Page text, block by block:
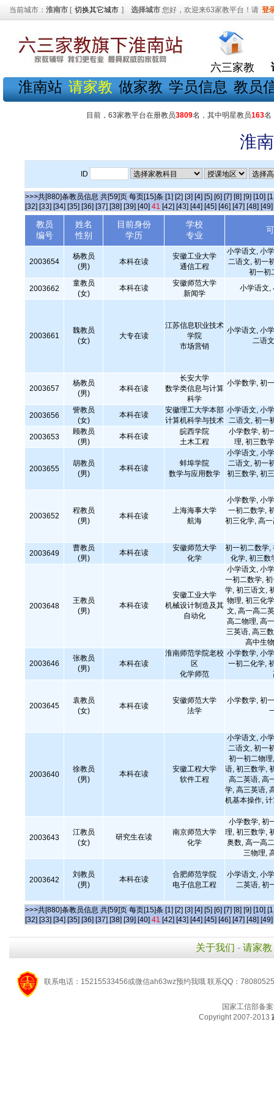
当前城市： 淮南市 [ 切换其它城市 ] 选择城市 您好，欢迎来63家教平台！请 登
六三家教
淮南站 请家教 做家教 学员信息 教员
目前，63家教平台在册教员3809名，其中明星教员163名
淮
ID
>>>共[880]条教员信息 共[59]页 每页[15]条 [1] [2] [3] [4] [5] [6] [7] [8] [9] [10]
[32] [33] [34] [35] [36] [37] [38] [39] [40] 41 [42] [43] [44] [45] [46] [47] [48] [49]
教员
编号
姓名
性别
目前身份
学历
学校
专业
2003654
杨教员
(男)
本科在读
安徽工业大学
通信工程
小学语文, 小
二语文, 初一
初一初
2003662
童教员
(女)
本科在读
安徽师范大学
新闻学
小学语文,
2003661
魏教员
(女)
大专在读
江苏信息职业技术
学院
市场营销
小学语文, 小
二语
2003657
杨教员
(男)
本科在读
长安大学
数学类信息与计算
科学
小学数学, 初
2003656
訾教员
(女)
本科在读
安徽理工大学本部
计算机科学与技术
小学语文, 小
二语文, 初一
2003653
顾教员
(男)
本科在读
皖西学院
土木工程
小学数学, 初
理, 初三数
2003655
胡教员
(男)
本科在读
蚌埠学院
数学与应用数学
小学语文, 小
二语文, 初一
初三数学, 初
2003652
程教员
(男)
本科在读
上海海事大学
航海
小学数学, 小
一初二数学,
初三化学, 高
2003649
曹教员
(男)
本科在读
安徽师范大学
化学
初一初二数学,
化学, 初三数
2003648
王教员
(男)
本科在读
安徽工业大学
机械设计制造及其
自动化
小学语文, 小
一初二数学,
学, 初三语文,
物理, 初三化
文, 高一高二
高二物理, 高
三英语, 高三
高中生
2003646
张教员
(男)
本科在读
淮南师范学院老校
区
化学师范
小学数学, 小
一初二化学,
2003645
袁教员
(女)
本科在读
安徽师范大学
法学
小学数学, 初
2003640
徐教员
(男)
本科在读
安徽工程大学
软件工程
小学语文, 小
二语文, 初一
初一初二物
语, 初三数学,
高二英语, 高
学, 高三英语,
机基本操作,
2003643
江教员
(女)
研究生在读
南京师范大学
化学
小学数学, 初
理, 初三数学,
奥数, 高一高
三物理,
2003642
刘教员
(男)
本科在读
合肥师范学院
电子信息工程
小学语文, 小
二英语, 初
>>>共[880]条教员信息 共[59]页 每页[15]条 [1] [2] [3] [4] [5] [6] [7] [8] [9] [10]
[32] [33] [34] [35] [36] [37] [38] [39] [40] 41 [42] [43] [44] [45] [46] [47] [48] [49]
关于我们 - 请家教
联系电话：15215533456或微信ah63wz预约我哦 联系QQ：
国家工信部备
Copyright 2007-2013